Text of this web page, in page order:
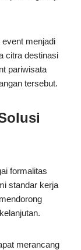
menjadi
citra destinasi
pariwisata
tersebut.
formalitas
standar kerja
merancang